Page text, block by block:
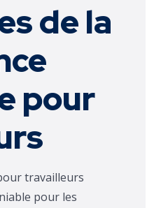
de la
pour
travailleurs
pour les